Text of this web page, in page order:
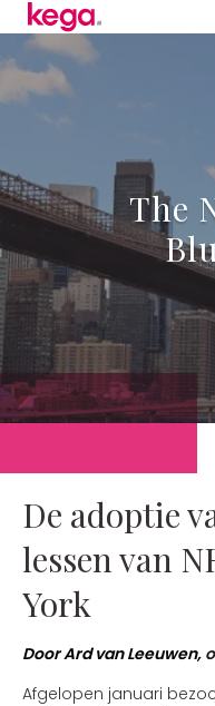
The
De adoptie
lessen van
York
Door Ard van Leeuwen,
Afgelopen januari